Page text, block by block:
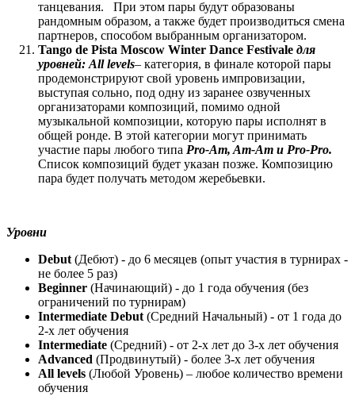
танцевания. При этом пары будут образованы
рандомным образом, а также будет производиться смена
партнеров, способом выбранным организатором.
Tango de Pista Moscow Winter Dance Festivale для
уровней: All levels– категория, в финале которой пары
продемонстрируют свой уровень импровизации,
выступая сольно, под одну из заранее озвученных
организаторами композиций, помимо одной
музыкальной композиции, которую пары исполнят в
общей ронде. В этой категории могут принимать
участие пары любого типа Pro-Am, Am-Am и Pro-Pro.
Список композиций будет указан позже. Композицию
пара будет получать методом жеребьевки.
Уровни
Debut (Дебют) - до 6 месяцев (опыт участия в турнирах -
не более 5 раз)
Beginner (Начинающий) - до 1 года обучения (без
ограничений по турнирам)
Intermediate Debut (Средний Начальный) - от 1 года до
2-х лет обучения
Intermediate (Средний) - от 2-х лет до 3-х лет обучения
Advanced (Продвинутый) - более 3-х лет обучения
All levels (Любой Уровень) – любое количество времени
обучения